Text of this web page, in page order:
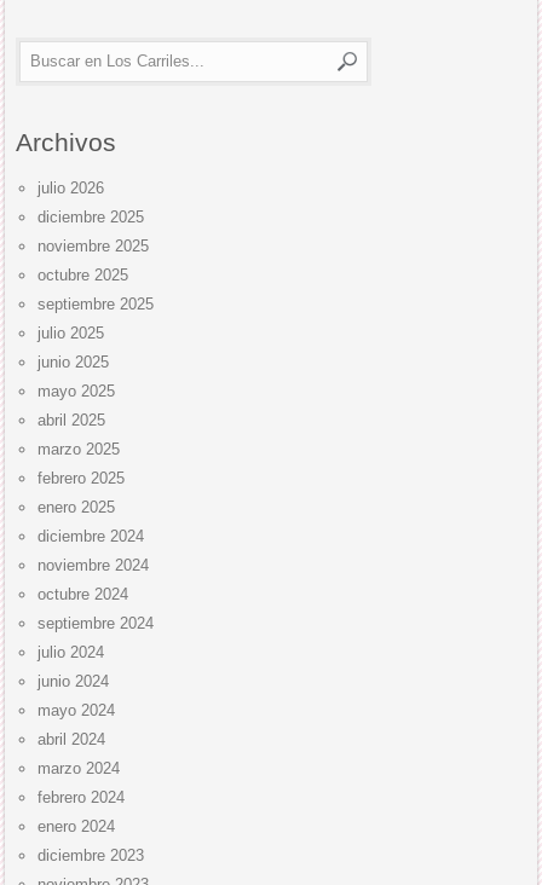
Archivos
julio 2026
diciembre 2025
noviembre 2025
octubre 2025
septiembre 2025
julio 2025
junio 2025
mayo 2025
abril 2025
marzo 2025
febrero 2025
enero 2025
diciembre 2024
noviembre 2024
octubre 2024
septiembre 2024
julio 2024
junio 2024
mayo 2024
abril 2024
marzo 2024
febrero 2024
enero 2024
diciembre 2023